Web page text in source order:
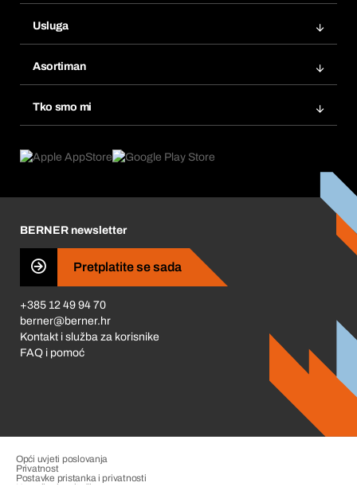
Popisi želja
Ponovno naručivanje
Pretplate
Usluga
Tražitelji proizvoda
Asortiman
Tko smo mi
Što nas pokreće
Business Conduct
BERNER newsletter
Pretplatite se sada
+385 12 49 94 70
berner@berner.hr
Kontakt i služba za korisnike
FAQ i pomoć
Opći uvjeti poslovanja
Privatnost
Postavke pristanka i privatnosti
Upravljanje pritužbama